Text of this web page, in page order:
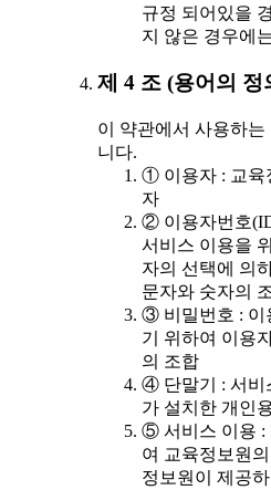
규정 되어있을
지 않은 경우에
제 4 조 (용어의 정
이 약관에서 사용하
니다.
① 이용자 : 교육
자
② 이용자번호
서비스 이용을
자의 선택에 의
문자와 숫자의
③ 비밀번호 : 이
기 위하여 이용
의 조합
④ 단말기 : 서비
가 설치한 개인
⑤ 서비스 이용 :
여 교육정보원
정보원이 제공